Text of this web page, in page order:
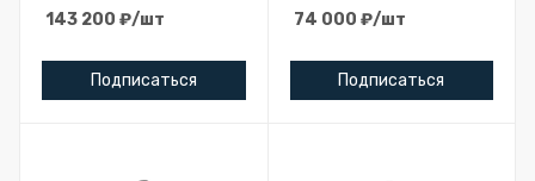
143 200 ₽/шт
Подписаться
74 000 ₽/шт
Подписаться